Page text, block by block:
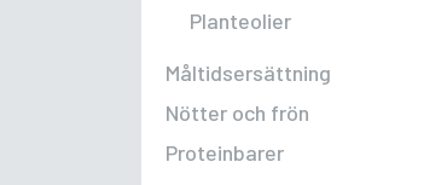
Planteolier
Måltidsersättning
Nötter och frön
Proteinbarer